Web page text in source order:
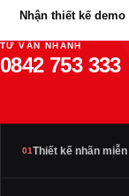
Nhận thiết kế
TƯ VẤN NHANH
0842 753 333
01Thiết kế nhãn